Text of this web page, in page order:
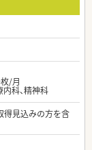
/月
内科、精神科
得見込みの方を含